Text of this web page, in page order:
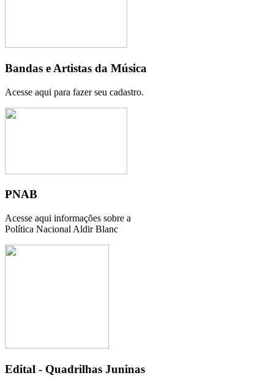
Bandas e Artistas da Música
Acesse aqui para fazer seu cadastro.
PNAB
Acesse aqui informações sobre a
Política Nacional Aldir Blanc
Edital - Quadrilhas Juninas